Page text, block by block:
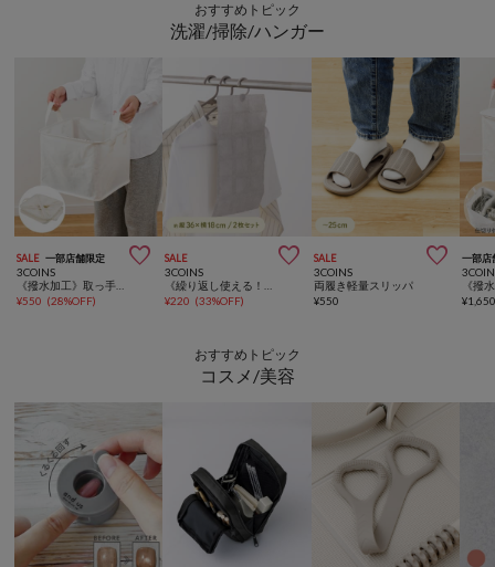
おすすめトピック
洗濯/掃除/ハンガー
SALE 一部店舗限定 
3COINS
¥550 (28%OFF)
SALE 
3COINS
¥220 (33%OFF)
SALE 
3COINS
両履き軽量スリッパ
¥550
一部店
¥
おすすめトピック
コスメ/美容